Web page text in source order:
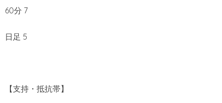
60分 7
日足 5
【支持・抵抗帯】